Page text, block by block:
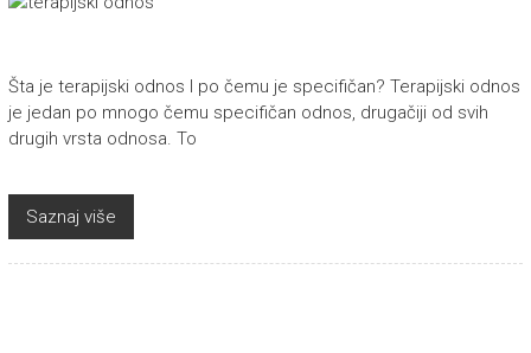
Šta je terapijski odnos I po čemu je specifičan? Terapijski odnos
je jedan po mnogo čemu specifičan odnos, drugačiji od svih
drugih vrsta odnosa. To
Saznaj više